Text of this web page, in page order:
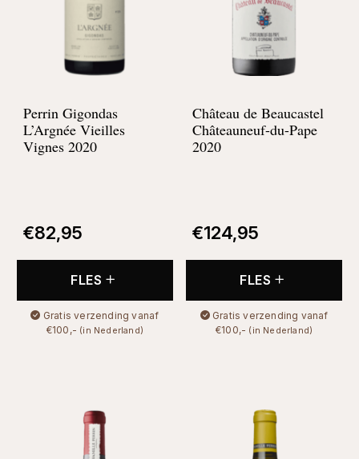
Perrin Gigondas
L’Argnée Vieilles
Vignes 2020
€82,95
FLES
Gratis verzending vanaf
€100,- (in Nederland)
Château de Beaucastel
Châteauneuf-du-Pape
2020
€124,95
FLES
Gratis verzending vanaf
€100,- (in Nederland)